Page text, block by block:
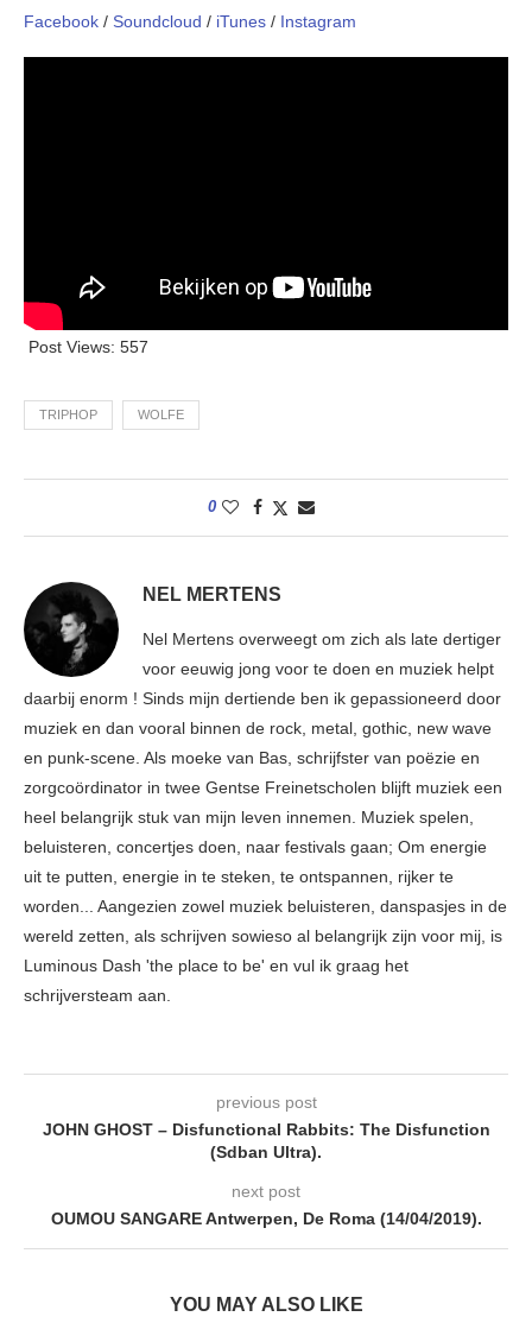
Facebook / Soundcloud / iTunes / Instagram
Post Views: 557
TRIPHOP WOLFE
0
NEL MERTENS
Nel Mertens overweegt om zich als late dertiger
voor eeuwig jong voor te doen en muziek helpt
daarbij enorm ! Sinds mijn dertiende ben ik gepassioneerd door
muziek en dan vooral binnen de rock, metal, gothic, new wave
en punk-scene. Als moeke van Bas, schrijfster van poëzie en
zorgcoördinator in twee Gentse Freinetscholen blijft muziek een
heel belangrijk stuk van mijn leven innemen. Muziek spelen,
beluisteren, concertjes doen, naar festivals gaan; Om energie
uit te putten, energie in te steken, te ontspannen, rijker te
worden... Aangezien zowel muziek beluisteren, danspasjes in de
wereld zetten, als schrijven sowieso al belangrijk zijn voor mij, is
Luminous Dash 'the place to be' en vul ik graag het
schrijversteam aan.
previous post
JOHN GHOST – Disfunctional Rabbits: The Disfunction
(Sdban Ultra).
next post
OUMOU SANGARE Antwerpen, De Roma (14/04/2019).
YOU MAY ALSO LIKE